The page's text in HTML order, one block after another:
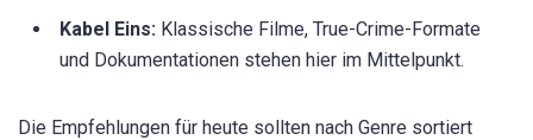
Kabel Eins: Klassische Filme, True-Crime-Formate
und Dokumentationen stehen hier im Mittelpunkt.
Die Empfehlungen für heute sollten nach Genre sortiert